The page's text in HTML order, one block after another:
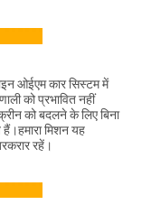
ओईएम कार सिस्टम में
को प्रभावित नहीं
को बदलने के लिए बिना
मिशन यह
रहें।